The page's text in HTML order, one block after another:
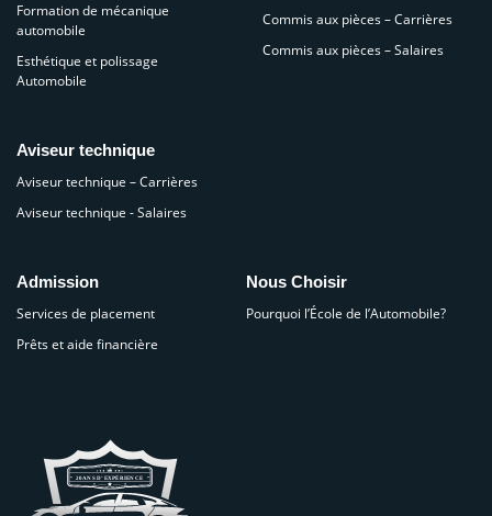
Formation de mécanique
automobile
Esthétique et polissage
Automobile
Aviseur technique
Aviseur technique – Carrières
Aviseur technique - Salaires
Commis aux pièces – Carrières
Commis aux pièces – Salaires
Admission
Services de placement
Prêts et aide financière
Nous Choisir
Pourquoi l’École de l’Automobile?